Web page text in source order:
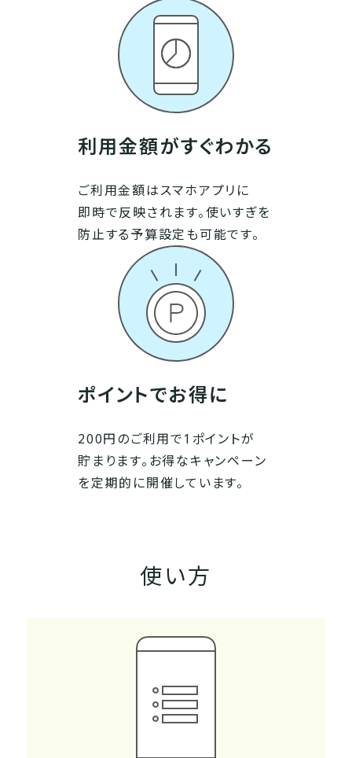
利用金額がすぐわかる
ご利用金額はスマホアプリに
即時で反映されます。使いすぎを
防止する予算設定も可能です。
ポイントでお得に
200円のご利用で1ポイントが
貯まります。お得なキャンペーン
を定期的に開催しています。
使い方